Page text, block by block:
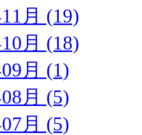
月 (19)
月 (18)
月 (1)
月 (5)
月 (5)